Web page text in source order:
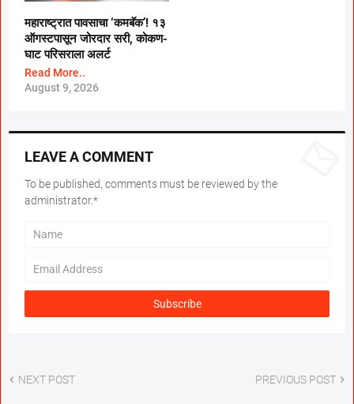
महाराष्ट्रात पावसाचा ‘कमबॅक’! १३
ऑगस्टपासून जोरदार सरी, कोकण-
घाट परिसराला अलर्ट
Read More..
August 9, 2026
LEAVE A COMMENT
To be published, comments must be reviewed by the
administrator.*
NEXT POST PREVIOUS POST